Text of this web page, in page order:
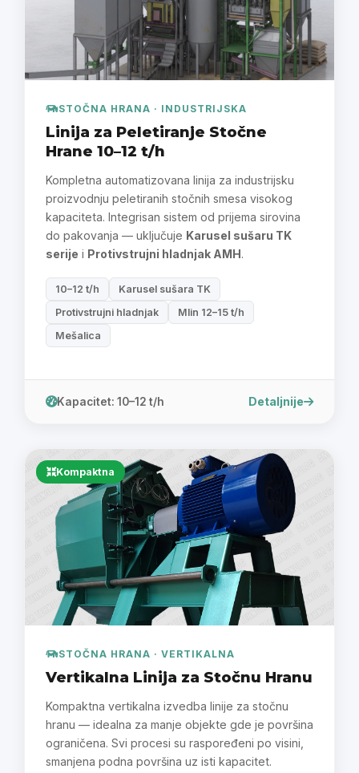
STOČNA HRANA · INDUSTRIJSKA
Linija za Peletiranje Stočne
Hrane 10–12 t/h
Kompletna automatizovana linija za industrijsku
proizvodnju peletiranih stočnih smesa visokog
kapaciteta. Integrisan sistem od prijema sirovina
do pakovanja — uključuje Karusel sušaru TK
serije i Protivstrujni hladnjak AMH.
10–12 t/h
Karusel sušara TK
Protivstrujni hladnjak
Mlin 12–15 t/h
Mešalica
Kapacitet: 10–12 t/h Detaljnije
Kompaktna
STOČNA HRANA · VERTIKALNA
Vertikalna Linija za Stočnu Hranu
Kompaktna vertikalna izvedba linije za stočnu
hranu — idealna za manje objekte gde je površina
ograničena. Svi procesi su raspoređeni po visini,
smanjena podna površina uz isti kapacitet.